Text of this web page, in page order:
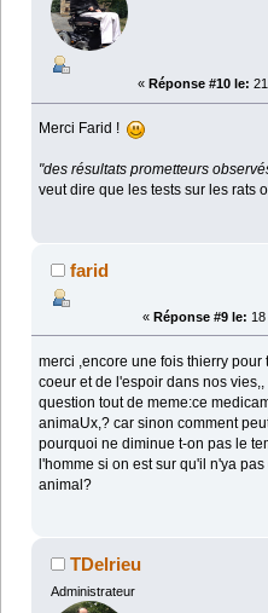
« Réponse #10 le:
Merci Farid !
"des résultats prometteurs
veut dire que les tests sur les rats
farid
« Réponse #9 le:
merci ,encore une fois thierry
coeur et de l'espoir dans nos vies,,
question tout de meme:ce
animaUx,? car sinon comment
pourquoi ne diminue t-on pas le
l'homme si on est sur qu'il n'ya
animal?
TDelrieu
Administrateur